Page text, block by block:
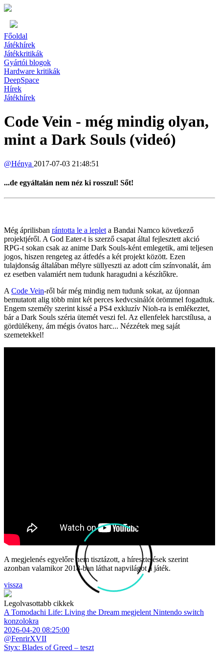
Főoldal
Játékhírek
Játékkritikák
Gyártói blogok
Hardware kritikák
DeepSpace
Hírek
Játékhírek
Code Vein - még mindig olyan,
mint a Dark Souls (videó)
@Hénya 2017-07-03 21:48:51
...de egyáltalán nem néz ki rosszul! Sőt!
Még áprilisban rántotta le a leplet a Bandai Namco következő
projektjéről. A God Eater-t is szerző csapat által fejlesztett akció
RPG-t sokan csak az anime Dark Souls-ként emlegetik, ami teljesen
jogos, hiszen rengeteg az átfedés a két projekt között. Ezen
tulajdonság általában mélyre süllyeszti az adott cím színvonalát, ám
ez esetben valamiért nem tudunk haragudni a készítőkre.
A Code Vein-ről bár még mindig nem tudunk sokat, az újonnan
bemutatott alig több mint két perces kedvcsinálót örömmel fogadtuk.
Engem személy szerint kissé a PS4 exkluzív Nioh-ra is emlékeztet,
bár a Dark Souls széria ütemét veszi fel. Az ellenfelek harcstílusa, a
gördülékeny, ám mégis óvatos harc... Nézzétek meg saját
szemetekkel!
A megjelenés egyelőre nem tisztázott, a híresztelések szerint
azonban valamikor 2018-ban láthat napvilágot a játék.
vissza
Legolvasottabb cikkek
A Tomodachi Life: Living the Dream megjelent Nintendo switch
konzolokra
2026-04-20 08:25:00
@FenrirXVII
Styx: Blades of Greed – teszt